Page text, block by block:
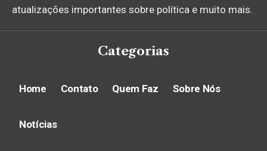
atualizações importantes sobre política e muito mais.
Categorias
Home Contato Quem Faz Sobre Nós
Notícias